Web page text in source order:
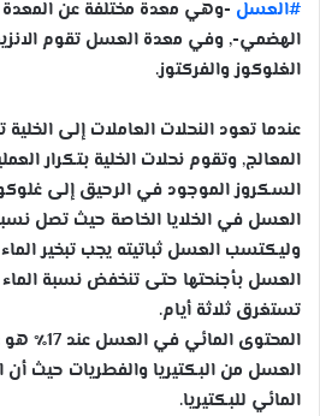
#العسل -وهي معدة مختلفة عن المعدة
الهضمي-, وفي معدة العسل تقوم
الغلوكوز والفركتوز.
عندما تعود النحلات العاملات إلى
المعالج, وتقوم نحلات الخلية بتكرار
السكروز الموجود في الرحيق إلى
وليكتسب العسل ثباتيته يجب تبخير
تستغرق ثلاثة أيام.
المحتوى
العسل من البكتيريا والفطريات حيث
المائي للبكتيريا.